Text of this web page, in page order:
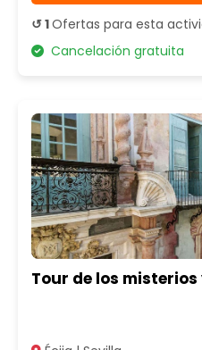
↺ 1Ofertas para esta
Cancelación gratuita
Tour de los misterios